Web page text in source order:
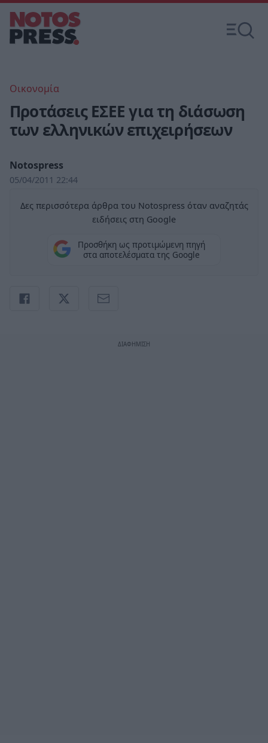
Οικονομία
Προτάσεις ΕΣΕΕ για τη διάσωση
των ελληνικών επιχειρήσεων
Notospress
05/04/2011 22:44
Δες περισσότερα άρθρα του Notospress όταν αναζητάς
ειδήσεις στη Google
Προσθήκη ως προτιμώμενη πηγή
στα αποτελέσματα της Google